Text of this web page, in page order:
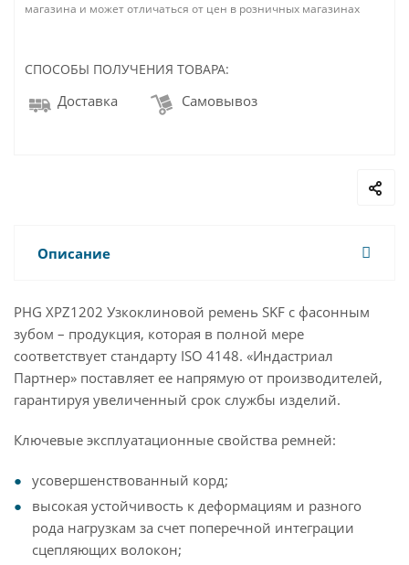
магазина и может отличаться от цен в розничных магазинах
СПОСОБЫ ПОЛУЧЕНИЯ ТОВАРА:
Доставка Самовывоз
Описание
PHG XPZ1202 Узкоклиновой ремень SKF с фасонным
зубом – продукция, которая в полной мере
соответствует стандарту ISO 4148. «Индастриал
Партнер» поставляет ее напрямую от производителей,
гарантируя увеличенный срок службы изделий.
Ключевые эксплуатационные свойства ремней:
усовершенствованный корд;
высокая устойчивость к деформациям и разного
рода нагрузкам за счет поперечной интеграции
сцепляющих волокон;